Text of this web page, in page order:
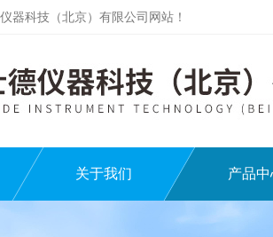
器科技（北京）有限公司网站！
关于我们 产品中